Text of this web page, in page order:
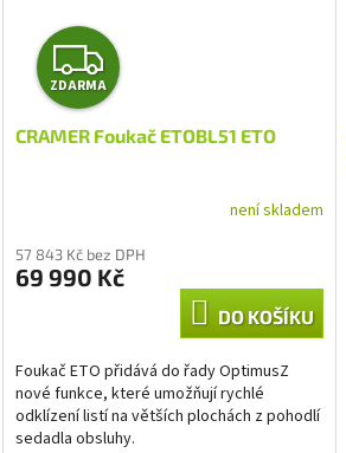
Z
D
A
M
ZDARMA
CRAMER Foukač ETOBL51 ETO
není skladem
57 843 Kč bez DPH
69 990 Kč
DO KOŠÍKU
Foukač ETO přidává do řady OptimusZ
nové funkce, které umožňují rychlé
odklízení listí na větších plochách z pohodlí
sedadla obsluhy.